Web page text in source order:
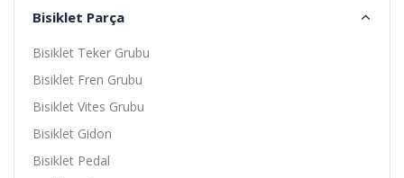
Bisiklet Parça
Bisiklet Teker Grubu
Bisiklet Fren Grubu
Bisiklet Vites Grubu
Bisiklet Gidon
Bisiklet Pedal